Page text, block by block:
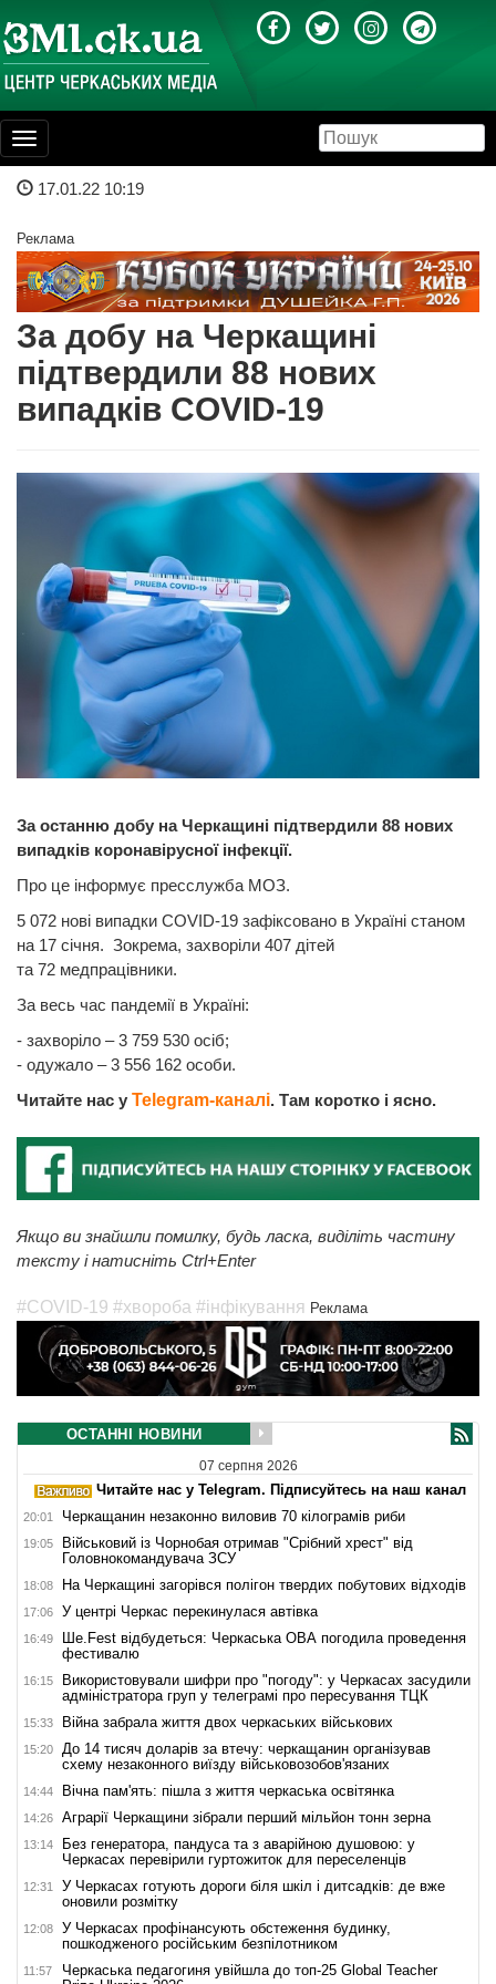
Toggle
navigation
17.01.22 10:19
Реклама
За добу на Черкащині
підтвердили 88 нових
випадків COVID-19
За останню добу на Черкащині підтвердили 88 нових
випадків коронавірусної інфекції.
Про це інформує пресслужба МОЗ.
5 072 нові випадки COVID-19 зафіксовано в Україні станом
на 17 січня. Зокрема, захворіли 407 дітей
та 72 медпрацівники.
За весь час пандемії в Україні:
- захворіло – 3 759 530 осіб;
- одужало – 3 556 162 особи.
Читайте нас у Telegram-каналі. Там коротко і ясно.
Якщо ви знайшли помилку, будь ласка, виділіть частину
тексту і натисніть Ctrl+Enter
#COVID-19 #хвороба #інфікування Реклама
ОСТАННІ НОВИНИ
07 серпня 2026
Читайте нас у Telegram. Підписуйтесь на наш канал
20:01 Черкащанин незаконно виловив 70 кілограмів риби
19:05
Військовий із Чорнобая отримав "Срібний хрест" від
Головнокомандувача ЗСУ
18:08 На Черкащині загорівся полігон твердих побутових відходів
17:06 У центрі Черкас перекинулася автівка
16:49
Ше.Fest відбудеться: Черкаська ОВА погодила проведення
фестивалю
16:15
Використовували шифри про "погоду": у Черкасах засудили
адміністратора груп у телеграмі про пересування ТЦК
15:33 Війна забрала життя двох черкаських військових
15:20
До 14 тисяч доларів за втечу: черкащанин організував
схему незаконного виїзду військовозобов'язаних
14:44 Вічна пам'ять: пішла з життя черкаська освітянка
14:26 Аграрії Черкащини зібрали перший мільйон тонн зерна
13:14
Без генератора, пандуса та з аварійною душовою: у
Черкасах перевірили гуртожиток для переселенців
12:31
У Черкасах готують дороги біля шкіл і дитсадків: де вже
оновили розмітку
12:08
У Черкасах профінансують обстеження будинку,
пошкодженого російським безпілотником
11:57
Черкаська педагогиня увійшла до топ-25 Global Teacher